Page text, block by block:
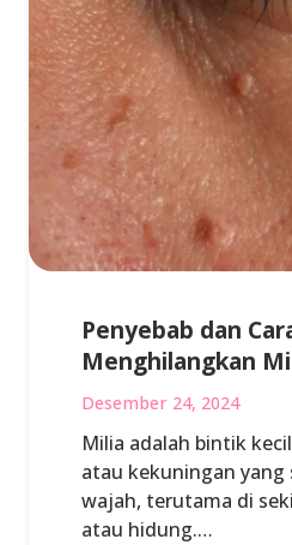
Penyebab dan
Menghilangkan
Desember 24, 2024
Milia adalah bintik
atau kekuningan yang
wajah, terutama di
atau hidung.…